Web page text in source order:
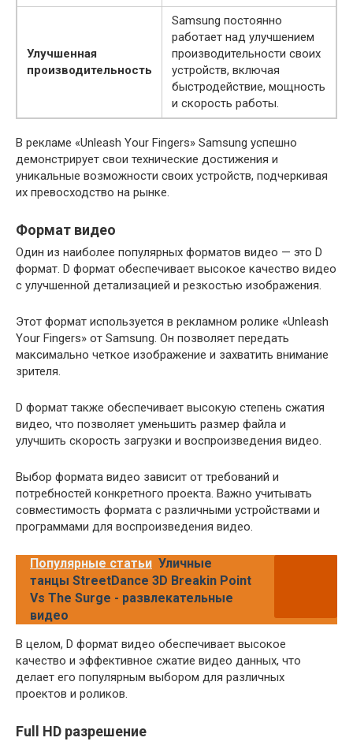
Улучшенная
производительность
Samsung постоянно
работает над улучшением
производительности своих
устройств, включая
быстродействие, мощность
и скорость работы.
В рекламе «Unleash Your Fingers» Samsung успешно
демонстрирует свои технические достижения и
уникальные возможности своих устройств, подчеркивая
их превосходство на рынке.
Формат видео
Один из наиболее популярных форматов видео — это D
формат. D формат обеспечивает высокое качество видео
с улучшенной детализацией и резкостью изображения.
Этот формат используется в рекламном ролике «Unleash
Your Fingers» от Samsung. Он позволяет передать
максимально четкое изображение и захватить внимание
зрителя.
D формат также обеспечивает высокую степень сжатия
видео, что позволяет уменьшить размер файла и
улучшить скорость загрузки и воспроизведения видео.
Выбор формата видео зависит от требований и
потребностей конкретного проекта. Важно учитывать
совместимость формата с различными устройствами и
программами для воспроизведения видео.
Популярные статьи Уличные
танцы StreetDance 3D Breakin Point
Vs The Surge - развлекательные
видео
В целом, D формат видео обеспечивает высокое
качество и эффективное сжатие видео данных, что
делает его популярным выбором для различных
проектов и роликов.
Full HD разрешение